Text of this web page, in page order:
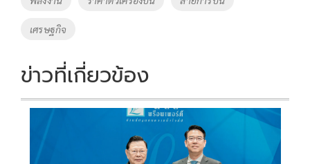
k k
เศรษฐกิจ
ข่าวที่เกี่ยวข้อง